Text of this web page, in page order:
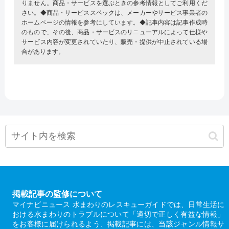
りません。商品・サービスを選ぶときの参考情報としてご利用くだ
さい。◆商品・サービススペックは、メーカーやサービス事業者の
ホームページの情報を参考にしています。◆記事内容は記事作成時
のもので、その後、商品・サービスのリニューアルによって仕様や
サービス内容が変更されていたり、販売・提供が中止されている場
合があります。
掲載記事の監修について
マイナビニュース 水まわりのレスキューガイドでは、日常生活に
おける水まわりのトラブルについて「適切で正しく有益な情報」
をお客様に届けられるよう、掲載記事には、当該ジャンル情報サ